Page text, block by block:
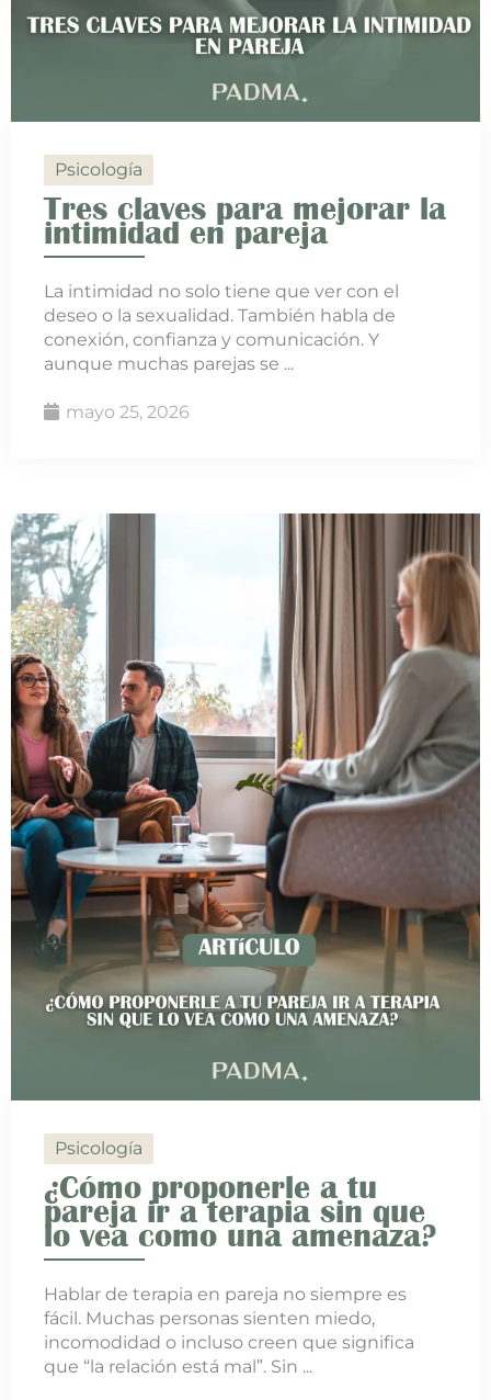
Psicología
Tres claves para mejorar la
intimidad en pareja
La intimidad no solo tiene que ver con el
deseo o la sexualidad. También habla de
conexión, confianza y comunicación. Y
aunque muchas parejas se ...
mayo 25, 2026
Psicología
¿Cómo proponerle a tu
pareja ir a terapia sin que
lo vea como una amenaza?
Hablar de terapia en pareja no siempre es
fácil. Muchas personas sienten miedo,
incomodidad o incluso creen que significa
que “la relación está mal”. Sin ...